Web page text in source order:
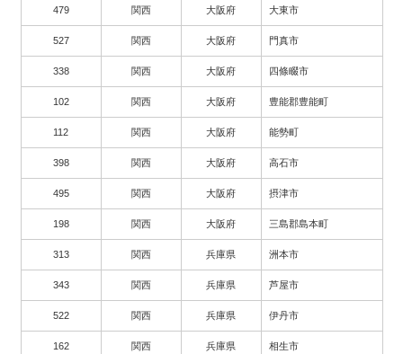
479 関西 大阪府 大東市
527 関西 大阪府 門真市
338 関西 大阪府 四條畷市
102 関西 大阪府 豊能郡豊能町
112 関西 大阪府 能勢町
398 関西 大阪府 高石市
495 関西 大阪府 摂津市
198 関西 大阪府 三島郡島本町
313 関西 兵庫県 洲本市
343 関西 兵庫県 芦屋市
522 関西 兵庫県 伊丹市
162 関西 兵庫県 相生市